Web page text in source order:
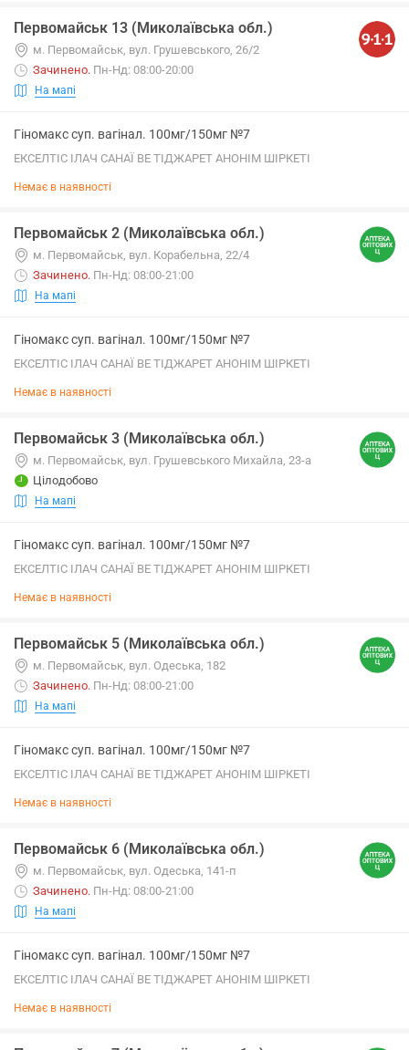
Первомайськ 13 (Миколаївська обл.)
м. Первомайськ, вул. Грушевського, 26/2
Зачинено. Пн-Нд: 08:00-20:00
На мапі
Гіномакс суп. вагінал. 100мг/150мг №7
ЕКСЕЛТІС ІЛАЧ САНАЇ ВЕ ТІДЖАРЕТ АНОНІМ ШІРКЕТІ
Немає в наявності
Первомайськ 2 (Миколаївська обл.)
м. Первомайськ, вул. Корабельна, 22/4
Зачинено. Пн-Нд: 08:00-21:00
На мапі
Гіномакс суп. вагінал. 100мг/150мг №7
ЕКСЕЛТІС ІЛАЧ САНАЇ ВЕ ТІДЖАРЕТ АНОНІМ ШІРКЕТІ
Немає в наявності
Первомайськ 3 (Миколаївська обл.)
м. Первомайськ, вул. Грушевського Михайла, 23-а
Цілодобово
На мапі
Гіномакс суп. вагінал. 100мг/150мг №7
ЕКСЕЛТІС ІЛАЧ САНАЇ ВЕ ТІДЖАРЕТ АНОНІМ ШІРКЕТІ
Немає в наявності
Первомайськ 5 (Миколаївська обл.)
м. Первомайськ, вул. Одеська, 182
Зачинено. Пн-Нд: 08:00-21:00
На мапі
Гіномакс суп. вагінал. 100мг/150мг №7
ЕКСЕЛТІС ІЛАЧ САНАЇ ВЕ ТІДЖАРЕТ АНОНІМ ШІРКЕТІ
Немає в наявності
Первомайськ 6 (Миколаївська обл.)
м. Первомайськ, вул. Одеська, 141-п
Зачинено. Пн-Нд: 08:00-21:00
На мапі
Гіномакс суп. вагінал. 100мг/150мг №7
ЕКСЕЛТІС ІЛАЧ САНАЇ ВЕ ТІДЖАРЕТ АНОНІМ ШІРКЕТІ
Немає в наявності